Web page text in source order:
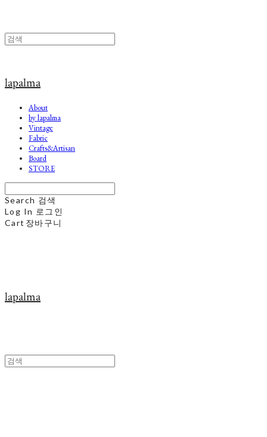
lapalma
About
by lapalma
Vintage
Fabric
Crafts&Artisan
Board
STORE
Search 검색
Log In 로그인
Cart 장바구니
lapalma